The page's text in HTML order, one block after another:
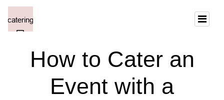
How to Cater an
Event with a